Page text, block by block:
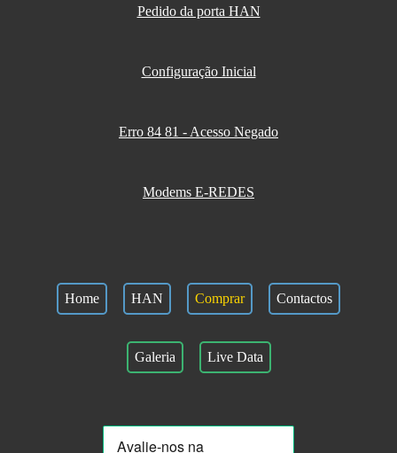
Pedido da porta HAN
Configuração Inicial
Erro 84 81 - Acesso Negado
Modems E-REDES
Home HAN Comprar Contactos
Galeria Live Data